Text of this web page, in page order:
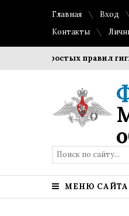
Главная Вход
Контакты
простых правил
МЕНЮ САЙТА